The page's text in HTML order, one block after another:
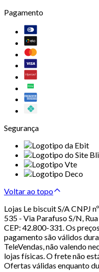
Pagamento
Segurança
Voltar ao topo
Lojas Le biscuit S/A CNPJ
535 - Via Parafuso S/N,
CEP: 42.800-331. Os
pagamento são válidos
TeleVendas, não valendo
lojas físicas. O frete não
Ofertas válidas enquanto